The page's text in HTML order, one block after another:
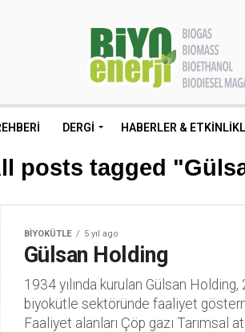
DERGI HABERLER &
posts tagged
BIYOKÜTLE 5 yıl ago
Gülsan Holding
1934 yılında kurulan Gülsan Holding,
biyokütle sektöründe faaliyet
Faaliyet alanları Çöp gazı Tarımsal